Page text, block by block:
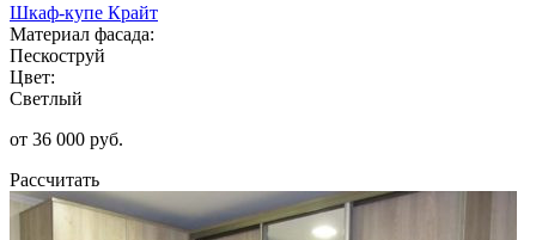
Шкаф-купе Крайт
Материал фасада:
Пескоструй
Цвет:
Светлый
от 36 000 руб.
Рассчитать